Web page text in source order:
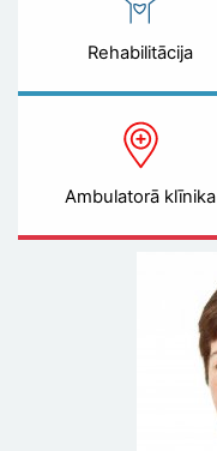
Rehabilitācija
Ambulatorā klīnika